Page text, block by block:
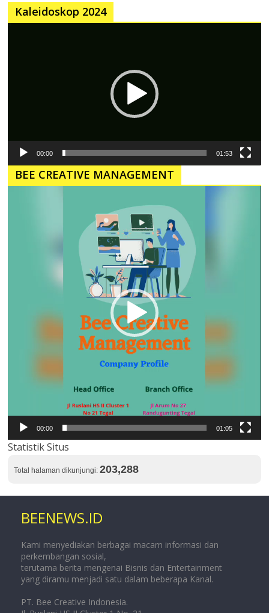
Kaleidoskop 2024
00:00 01:53
BEE CREATIVE MANAGEMENT
00:00 01:05
Statistik Situs
Total halaman dikunjungi:203,288
BEENEWS.ID
Kami menyediakan berbagai macam informasi dan
perkembangan sosial,
terutama berita mengenai Bisnis dan Entertainment
yang diramu menjadi satu dalam beberapa Kanal.
PT. Bee Creative Indonesia.